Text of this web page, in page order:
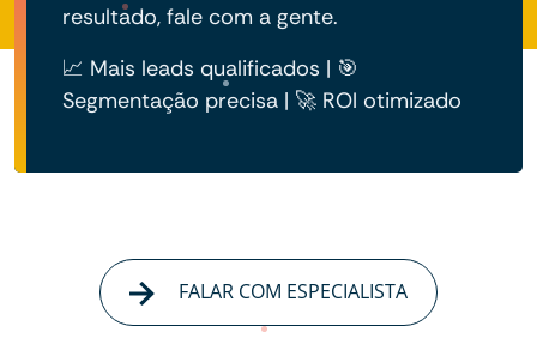
resultado, fale com a gente.
📈 Mais leads qualificados | 🎯
Segmentação precisa | 🚀 ROI otimizado
FALAR COM ESPECIALISTA